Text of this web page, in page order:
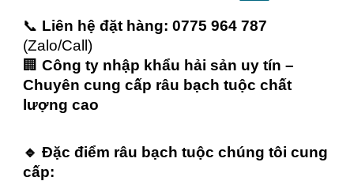
📞 Liên hệ đặt hàng: 0775 964 787
(Zalo/Call)
🏢Công ty nhập khẩu hải sản uy tín –
Chuyên cung cấp râu bạch tuộc chất
lượng cao
🔹 Đặc điểm râu bạch tuộc chúng tôi cung
cấp: